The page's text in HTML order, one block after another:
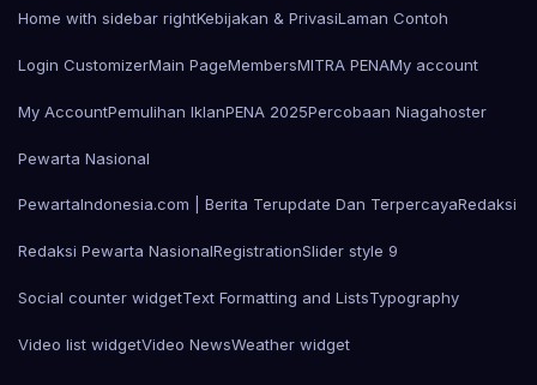
Home with sidebar rightKebijakan & PrivasiLaman Contoh
Login CustomizerMain PageMembersMITRA PENAMy account
My AccountPemulihan IklanPENA 2025Percobaan Niagahoster
Pewarta Nasional
PewartaIndonesia.com | Berita Terupdate Dan TerpercayaRedaksi
Redaksi Pewarta NasionalRegistrationSlider style 9
Social counter widgetText Formatting and ListsTypography
Video list widgetVideo NewsWeather widget